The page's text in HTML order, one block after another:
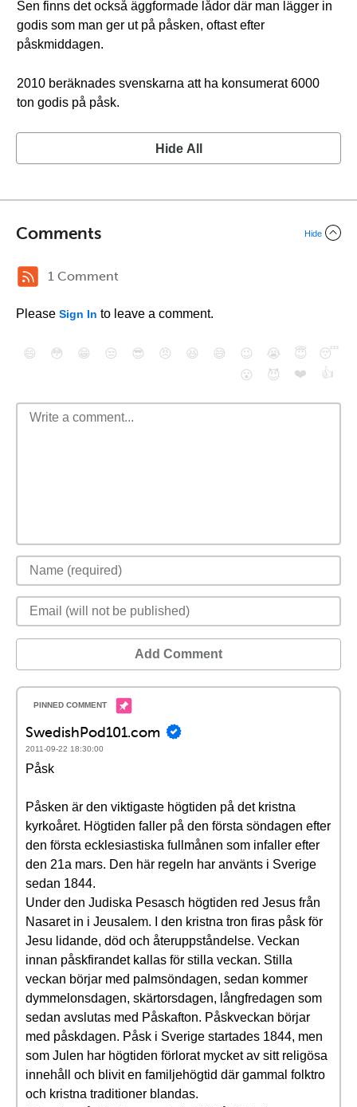
Sen finns det också äggformade lådor där man lägger in
godis som man ger ut på påsken, oftast efter
påskmiddagen.
2010 beräknades svenskarna att ha konsumerat 6000
ton godis på påsk.
Hide All
Comments Hide
1 Comment
Please Sign In to leave a comment.
😄 😳 😁 😒 😎 😠 😆 😅 😉 😭 😇
😴
😮
😈 ❤️ 👍
Add Comment
SwedishPod101.com
2011-09-22 18:30:00
Påsk
Påsken är den viktigaste högtiden på det kristna
kyrkoåret. Högtiden faller på den första söndagen efter
den första ecklesiastiska fullmånen som infaller efter
den 21a mars. Den här regeln har använts i Sverige
sedan 1844.
Under den Judiska Pesasch högtiden red Jesus från
Nasaret in i Jeusalem. I den kristna tron firas påsk för
Jesu lidande, död och återuppståndelse. Veckan
innan påskfirandet kallas för stilla veckan. Stilla
veckan börjar med palmsöndagen, sedan kommer
dymmelonsdagen, skärtorsdagen, långfredagen som
sedan avslutas med Påskafton. Påskveckan börjar
med påskdagen. Påsk i Sverige startades 1844, men
som Julen har högtiden förlorat mycket av sitt religösa
innehåll och blivit en familjehögtid där gammal folktro
och kristna traditioner blandas.